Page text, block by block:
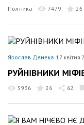
Політика 7479 26
Ярослав Денека 17 квітня
РУЙНІВНИКИ
5936 26 62